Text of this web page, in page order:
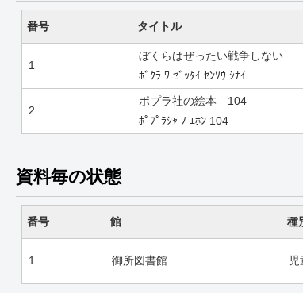
番号 タイトル
1
ぼくらはぜったい戦争しない
ﾎﾞｸﾗ ﾜ ｾﾞｯﾀｲ ｾﾝｿｳ ｼﾅｲ
2
ポプラ社の絵本 104
ﾎﾟﾌﾟﾗｼｬ ﾉ ｴﾎﾝ 104
資料毎の状態
番号 館 種
1 御所図書館